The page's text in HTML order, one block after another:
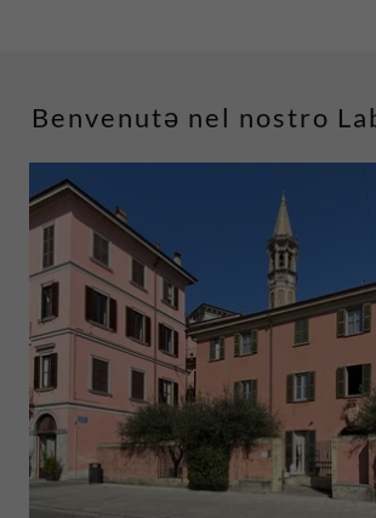
Benvenutə nel nostro